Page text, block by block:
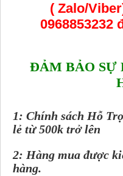
( Zalo/
0968853232
ĐẢM BẢO SỰ
1: Chính sách Hỗ
lẻ từ 500k trở lên
2: Hàng mua được
hàng.